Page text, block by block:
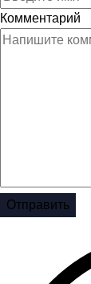
Комментарий
Отправить